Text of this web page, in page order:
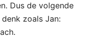
Dus de volgende
zoals Jan: